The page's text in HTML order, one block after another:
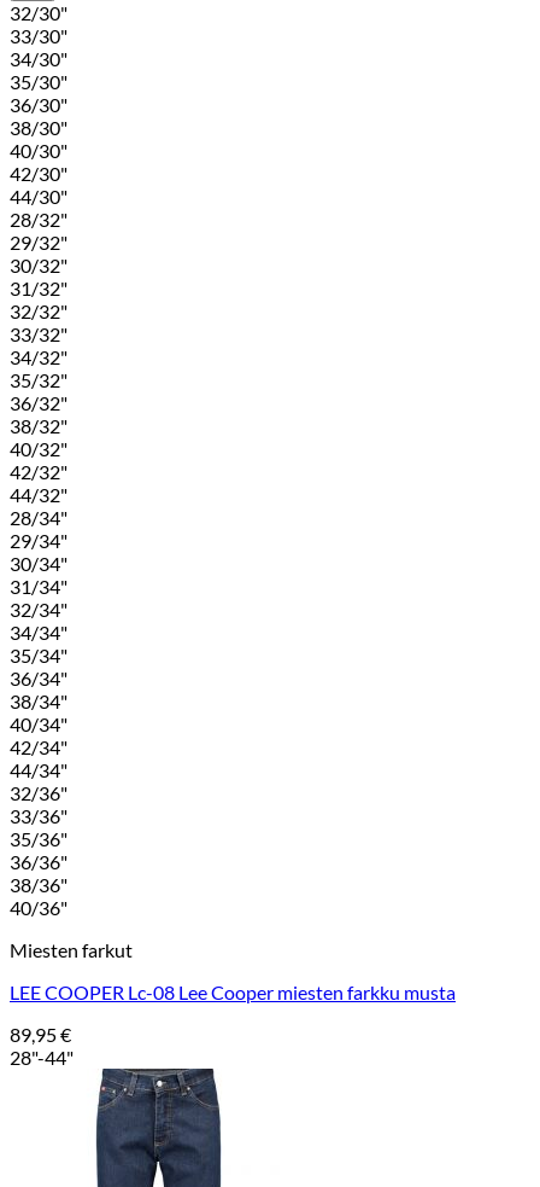
32/30"
33/30"
34/30"
35/30"
36/30"
38/30"
40/30"
42/30"
44/30"
28/32"
29/32"
30/32"
31/32"
32/32"
33/32"
34/32"
35/32"
36/32"
38/32"
40/32"
42/32"
44/32"
28/34"
29/34"
30/34"
31/34"
32/34"
34/34"
35/34"
36/34"
38/34"
40/34"
42/34"
44/34"
32/36"
33/36"
35/36"
36/36"
38/36"
40/36"
Miesten farkut
LEE COOPER Lc-08 Lee Cooper miesten farkku musta
89,95€
28"-44"